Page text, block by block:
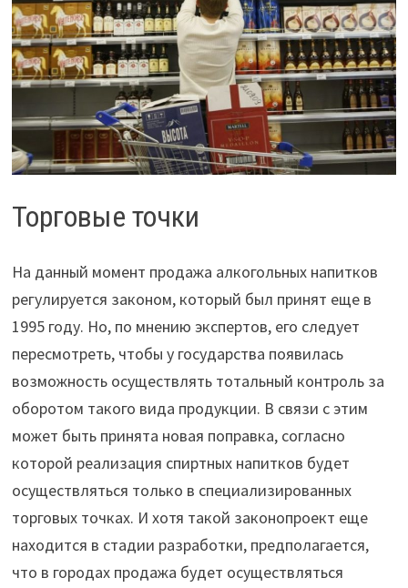
Торговые точки
На данный момент продажа алкогольных напитков
регулируется законом, который был принят еще в
1995 году. Но, по мнению экспертов, его следует
пересмотреть, чтобы у государства появилась
возможность осуществлять тотальный контроль за
оборотом такого вида продукции. В связи с этим
может быть принята новая поправка, согласно
которой реализация спиртных напитков будет
осуществляться только в специализированных
торговых точках. И хотя такой законопроект еще
находится в стадии разработки, предполагается,
что в городах продажа будет осуществляться